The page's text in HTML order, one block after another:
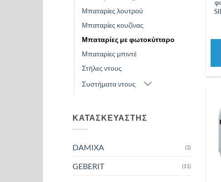
Μπαταρίες λουτρού
Μπαταρίες κουζίνας
Μπαταρίες με φωτοκύτταρο
Μπαταρίες μπιντέ
Στήλες ντους
Συστήματα ντους
ΚΑΤΑΣΚΕΥΑΣΤΗΣ
DAMIXA (1)
GEBERIT (11)